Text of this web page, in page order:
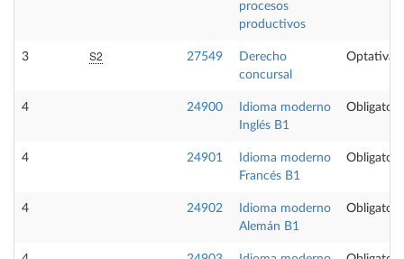
procesos
productivos
3 S2 27549
Derecho
concursal
Optativa
4 24900
Idioma moderno
Inglés B1
4 24901
Idioma moderno
Francés B1
4 24902
Idioma moderno
Alemán B1